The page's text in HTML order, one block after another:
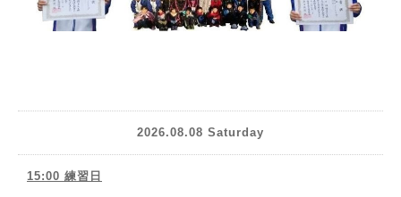
2026.08.08 Saturday
15:00 練習日